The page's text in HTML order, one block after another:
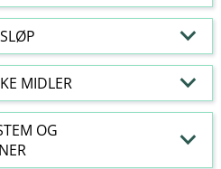
MIDLER
OG